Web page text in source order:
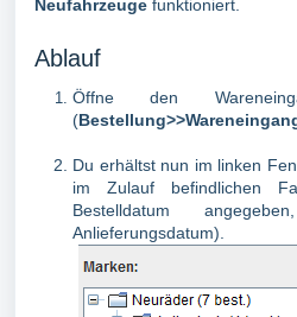
Neufahrzeuge funktioniert.
Ablauf
Öffne den
(
Du erhältst nun im linken
im Zulauf befindlichen
Bestelldatum
Anlieferungsdatum).